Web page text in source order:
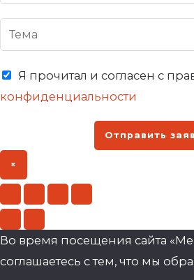
Я прочитал и согласен с
конфиденциальности
Отправить
×
Во время посещения сайта
соглашаетесь с тем, что мы